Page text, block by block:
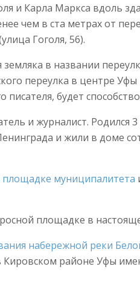
и Карла Маркса вдоль
чем в ста метрах от
Гоголя, 56).
в названии
переулка в центре
писателя, будет
и журналист. Родился
и жили в доме
площадке муниципалитета
площадке в
набережной реки
районе Уфы